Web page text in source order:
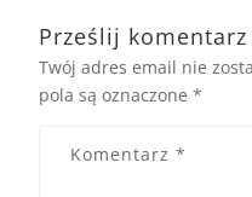
Prześlij komentarz
Twój adres email nie
pola są oznaczone*